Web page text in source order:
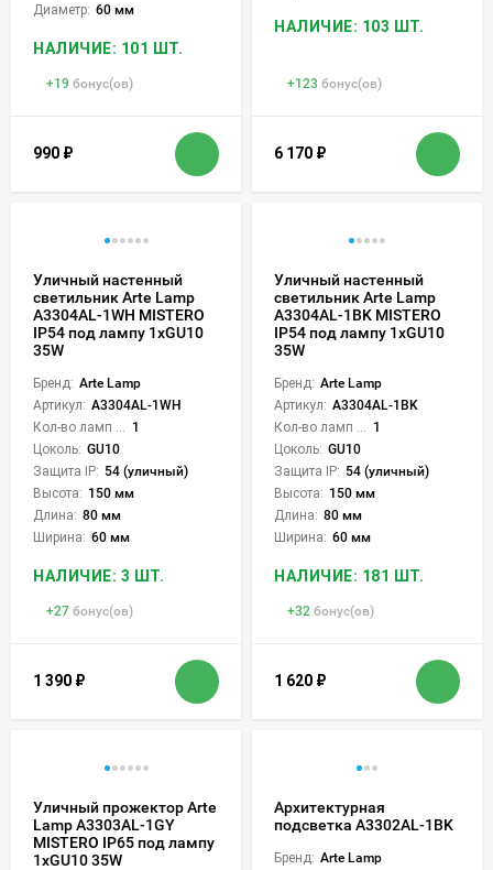
Диаметр: 60 мм
НАЛИЧИЕ: 101 ШТ.
+19 бонус(ов)
990 ₽
НАЛИЧИЕ: 103 ШТ.
+123 бонус(ов)
6 170 ₽
Уличный настенный
светильник Arte Lamp
A3304AL-1WH MISTERO
IP54 под лампу 1xGU10
35W
Бренд: Arte Lamp
Артикул: A3304AL-1WH
1
Цоколь: GU10
Защита IP: 54 (уличный)
Высота: 150 мм
Длина: 80 мм
Ширина: 60 мм
НАЛИЧИЕ: 3 ШТ.
+27 бонус(ов)
1 390 ₽
Уличный настенный
светильник Arte Lamp
A3304AL-1BK MISTERO
IP54 под лампу 1xGU10
35W
Бренд: Arte Lamp
Артикул: A3304AL-1BK
1
Цоколь: GU10
Защита IP: 54 (уличный)
Высота: 150 мм
Длина: 80 мм
Ширина: 60 мм
НАЛИЧИЕ: 181 ШТ.
+32 бонус(ов)
1 620 ₽
Уличный прожектор Arte
Lamp A3303AL-1GY
MISTERO IP65 под лампу
1xGU10 35W
Архитектурная
подсветка A3302AL-1BK
Бренд: Arte Lamp